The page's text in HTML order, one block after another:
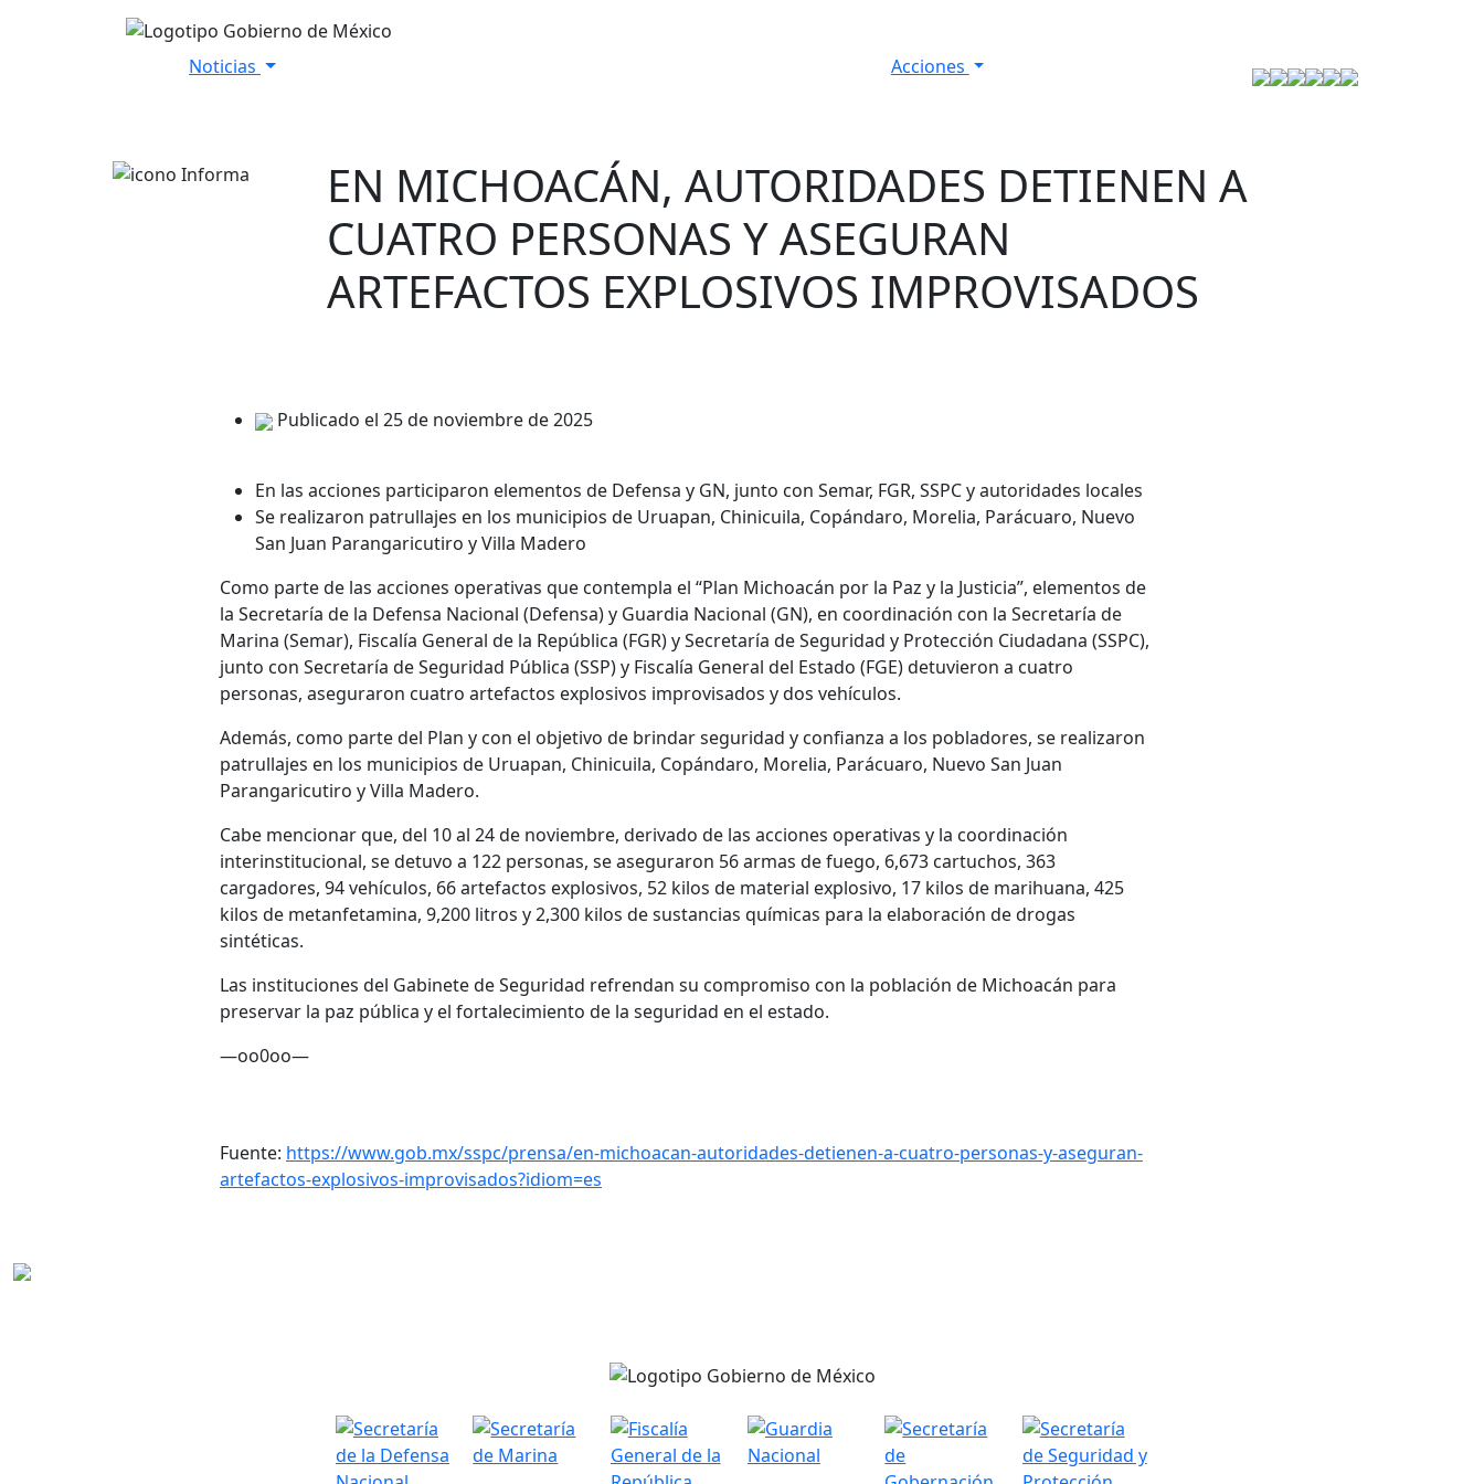
Noticias Acciones
EN MICHOACÁN, AUTORIDADES DETIENEN A
CUATRO PERSONAS Y ASEGURAN
ARTEFACTOS EXPLOSIVOS IMPROVISADOS
Publicado el 25 de noviembre de 2025
En las acciones participaron elementos de Defensa y GN, junto con Semar, FGR, SSPC y autoridades locales
Se realizaron patrullajes en los municipios de Uruapan, Chinicuila, Copándaro, Morelia, Parácuaro, Nuevo
San Juan Parangaricutiro y Villa Madero
Como parte de las acciones operativas que contempla el “Plan Michoacán por la Paz y la Justicia”, elementos de
la Secretaría de la Defensa Nacional (Defensa) y Guardia Nacional (GN), en coordinación con la Secretaría de
Marina (Semar), Fiscalía General de la República (FGR) y Secretaría de Seguridad y Protección Ciudadana (SSPC),
junto con Secretaría de Seguridad Pública (SSP) y Fiscalía General del Estado (FGE) detuvieron a cuatro
personas, aseguraron cuatro artefactos explosivos improvisados y dos vehículos.
Además, como parte del Plan y con el objetivo de brindar seguridad y confianza a los pobladores, se realizaron
patrullajes en los municipios de Uruapan, Chinicuila, Copándaro, Morelia, Parácuaro, Nuevo San Juan
Parangaricutiro y Villa Madero.
Cabe mencionar que, del 10 al 24 de noviembre, derivado de las acciones operativas y la coordinación
interinstitucional, se detuvo a 122 personas, se aseguraron 56 armas de fuego, 6,673 cartuchos, 363
cargadores, 94 vehículos, 66 artefactos explosivos, 52 kilos de material explosivo, 17 kilos de marihuana, 425
kilos de metanfetamina, 9,200 litros y 2,300 kilos de sustancias químicas para la elaboración de drogas
sintéticas.
Las instituciones del Gabinete de Seguridad refrendan su compromiso con la población de Michoacán para
preservar la paz pública y el fortalecimiento de la seguridad en el estado.
—oo0oo—
Fuente: https://www.gob.mx/sspc/prensa/en-michoacan-autoridades-detienen-a-cuatro-personas-y-aseguran-
artefactos-explosivos-improvisados?idiom=es